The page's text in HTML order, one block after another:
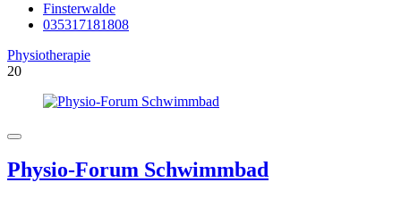
Finsterwalde
035317181808
Physiotherapie
20
Physio-Forum Schwimmbad